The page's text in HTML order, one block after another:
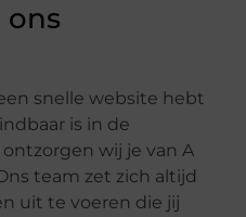
ons
snelle website hebt
is in de
wij je van A
team zet zich altijd
uit te voeren die jij